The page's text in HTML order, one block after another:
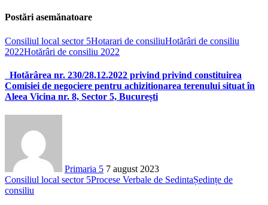
Postări asemănatoare
Consiliul local sector 5Hotarari de consiliuHotărâri de consiliu
2022Hotărâri de consiliu 2022
Hotărârea nr. 230/28.12.2022 privind privind constituirea
Comisiei de negociere pentru achizitionarea terenului situat în
Aleea Vicina nr. 8, Sector 5, București
Primaria 5 7 august 2023
Consiliul local sector 5Procese Verbale de SedintaȘedințe de
consiliu